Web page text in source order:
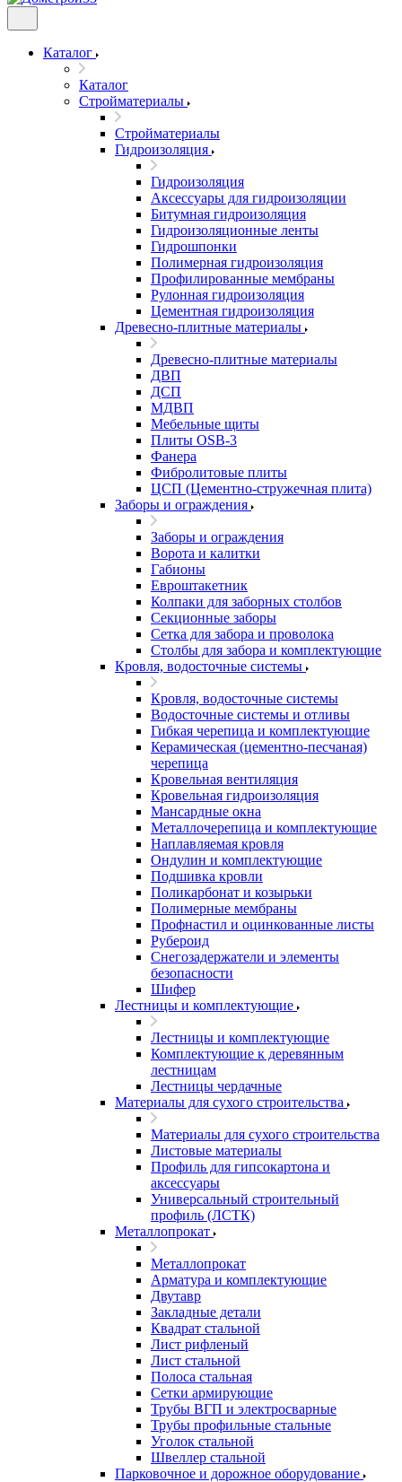
Каталог
Каталог
Стройматериалы
Стройматериалы
Гидроизоляция
Гидроизоляция
Аксессуары для гидроизоляции
Битумная гидроизоляция
Гидроизоляционные ленты
Гидрошпонки
Полимерная гидроизоляция
Профилированные мембраны
Рулонная гидроизоляция
Цементная гидроизоляция
Древесно-плитные материалы
Древесно-плитные материалы
ДВП
ДСП
МДВП
Мебельные щиты
Плиты OSB-3
Фанера
Фибролитовые плиты
ЦСП (Цементно-стружечная плита)
Заборы и ограждения
Заборы и ограждения
Ворота и калитки
Габионы
Евроштакетник
Колпаки для заборных столбов
Секционные заборы
Сетка для забора и проволока
Столбы для забора и комплектующие
Кровля, водосточные системы
Кровля, водосточные системы
Водосточные системы и отливы
Гибкая черепица и комплектующие
Керамическая (цементно-песчаная)
черепица
Кровельная вентиляция
Кровельная гидроизоляция
Мансардные окна
Металлочерепица и комплектующие
Наплавляемая кровля
Ондулин и комплектующие
Подшивка кровли
Поликарбонат и козырьки
Полимерные мембраны
Профнастил и оцинкованные листы
Рубероид
Снегозадержатели и элементы
безопасности
Шифер
Лестницы и комплектующие
Лестницы и комплектующие
Комплектующие к деревянным
лестницам
Лестницы чердачные
Материалы для сухого строительства
Материалы для сухого строительства
Листовые материалы
Профиль для гипсокартона и
аксессуары
Универсальный строительный
профиль (ЛСТК)
Металлопрокат
Металлопрокат
Арматура и комплектующие
Двутавр
Закладные детали
Квадрат стальной
Лист рифленый
Лист стальной
Полоса стальная
Сетки армирующие
Трубы ВГП и электросварные
Трубы профильные стальные
Уголок стальной
Швеллер стальной
Парковочное и дорожное оборудование